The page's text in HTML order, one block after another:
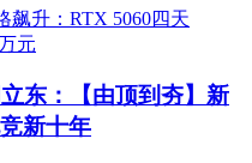
东：【由顶到夯】新
新十年